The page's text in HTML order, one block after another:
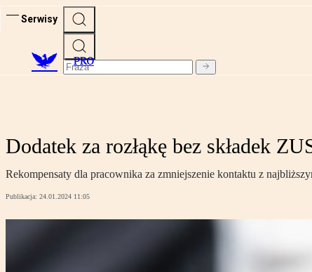
Serwisy
PRO
Dodatek za rozłąkę bez składek
Rekompensaty dla pracownika za zmniejszenie kontaktu z
Publikacja: 24.01.2024 11:05